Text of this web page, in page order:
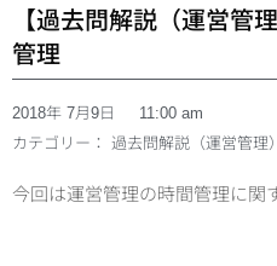
【過去問解説（運営管
管理
2018年 7月9日
11:00 am
カテゴリー： 過去問解説（運営管理）
今回は運営管理の時間管理に関